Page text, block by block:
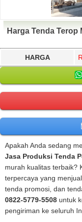
Harga Tenda
HARGA
Apakah Anda sedang
Jasa Produksi Tenda
murah kualitas terbaik?
terpercaya yang
tenda promosi, dan
0822-5779-5508 untuk
pengiriman ke seluruh